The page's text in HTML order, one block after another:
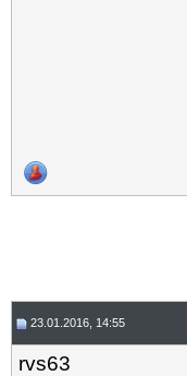
23.01.2016, 14:55
rvs63